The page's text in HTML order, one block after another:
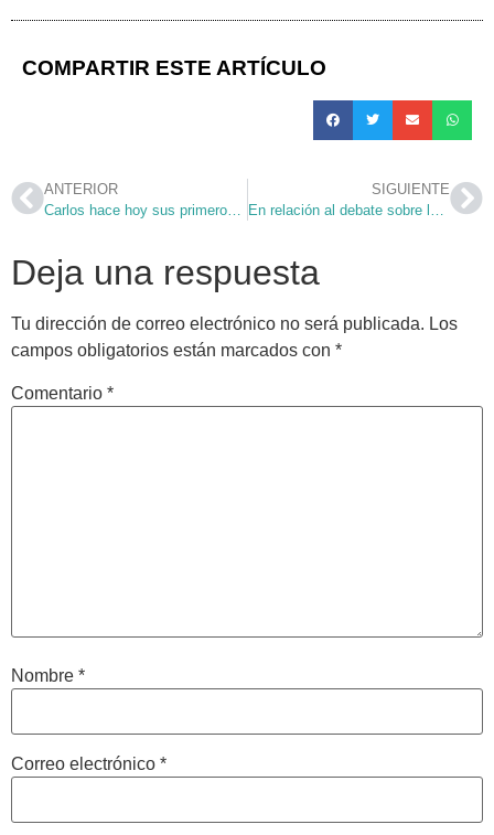
COMPARTIR ESTE ARTÍCULO
ANTERIOR
SIGUIENTE
Deja una respuesta
Tu dirección de correo electrónico no será publicada. Los
campos obligatorios están marcados con *
Comentario *
Nombre *
Correo electrónico *